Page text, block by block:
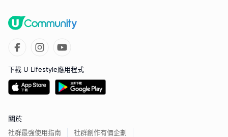
下載 U Lifestyle應用程式
關於
社群最強使用指南
社群創作有價企劃